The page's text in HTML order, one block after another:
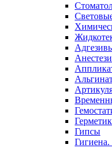
Гипсы
Гигиена.